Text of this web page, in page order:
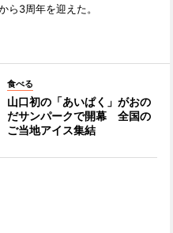
ら3周年を迎えた。
食べる
山口初の「あいぱく」がおの
だサンパークで開幕 全国の
ご当地アイス集結